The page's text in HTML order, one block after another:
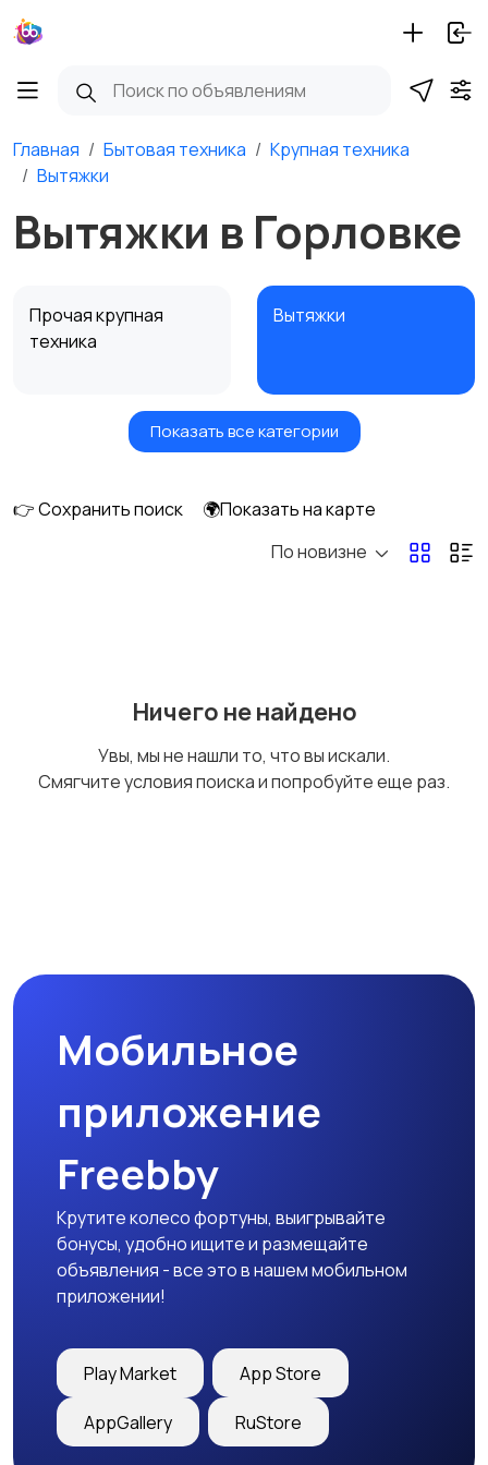
Главная Бытовая техника
Крупная техника
Вытяжки
Вытяжки в Горловке
Прочая крупная
техника
Вытяжки
Посудомоечные
Стиральные машины
Холодильники и
Показать все категории
👉 Сохранить поиск
🌍Показать на карте
По новизне
Ничего не найдено
Увы, мы не нашли то, что вы искали.
Смягчите условия поиска и попробуйте еще раз.
Мобильное
приложение
Freebby
Крутите колесо фортуны, выигрывайте
бонусы, удобно ищите и размещайте
объявления - все это в нашем мобильном
приложении!
Play Market App Store
AppGallery RuStore